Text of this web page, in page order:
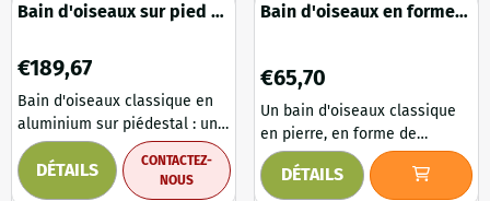
Bain d'oiseaux sur pied –
Prix: 189,67
€189,67
Bain d'oiseaux classique en
aluminium sur piédestal : un
élément décoratif élégant.
Apportez vie et élégance à
votre jardin avec ce bain
DÉTAILS
CONTACTEZ-
NOUS
Bain d'oiseaux en forme
Prix: 65,70
€65,70
Un bain d'oiseaux classique
en pierre, en forme de
coquillage, qui attire tous les
regards. Ce magnifique bain
DÉTAILS